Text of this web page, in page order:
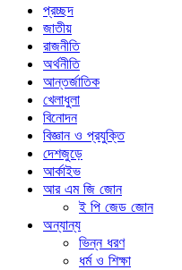
প্রচ্ছদ
জাতীয়
রাজনীতি
অর্থনীতি
আন্তর্জাতিক
খেলাধুলা
বিনোদন
বিজ্ঞান ও প্রযুক্তি
দেশজুড়ে
আর্কাইভ
আর এম জি জোন
ই পি জেড জোন
অন্যান্য
ভিন্ন ধরণ
ধর্ম ও শিক্ষা